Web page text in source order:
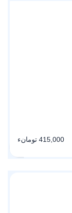
415,000 تومانء